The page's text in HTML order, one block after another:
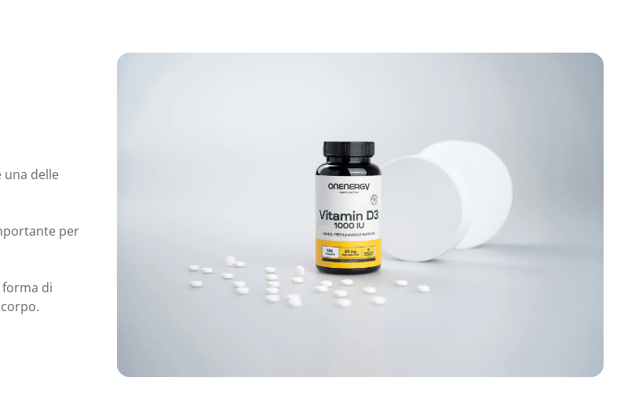
una delle
per
di